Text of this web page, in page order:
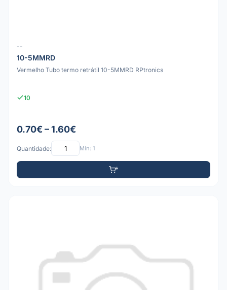
--
10-5MMRD
Vermelho Tubo termo retrátil 10-5MMRD RPtronics
10
0.70€ – 1.60€
Quantidade: Mín: 1